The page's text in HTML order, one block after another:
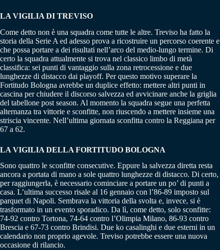
LA VIGILIA DI TREVISO
Come detto non è una squadra come tutte le altre. Treviso ha fatto la
storia della Serie A ed adesso prova a ricostruire un percorso coerente e
che possa portare a dei risultati nell’arco del medio-lungo termine. Di
certo la squadra attualmente si trova nel classico limbo di metà
classifica: sei punti di vantaggio sulla zona retrocessione e due
lunghezze di distacco dai playoff. Per questo motivo superare la
Fortitudo Bologna avrebbe un duplice effetto: mettere altri punti in
cascina per chiudere il discorso salvezza ed avvicinare anche la griglia
del tabellone post season. Al momento la squadra segue una perfetta
alternanza tra vittorie e sconfitte, non riuscendo a mettere insieme una
striscia vincente. Nell’ultima giornata sconfitta contro la Reggiana per
67 a 62.
LA VIGILIA DELLA FORTITUDO BOLOGNA
Sono quattro le sconfitte consecutive. Eppure la salvezza diretta resta
ancora a portata di mano a sole quattro lunghezze di distacco. Di certo,
per raggiungerla, è necessario cominciare a portare un po’ di punti a
casa. L’ultima successo risale al 16 gennaio con l’86-89 imposto sul
parquet di Napoli. Sembrava la vittoria della svolta e, invece, si è
trasformato in un evento sporadico. Da lì, come detto, solo sconfitte:
74-92 contro Tortona, 74-64 contro l’Olimpia Milano, 86-93 contro
Brescia e 67-73 contro Brindisi. Due ko casalinghi e due esterni in un
calendario non proprio agevole. Treviso potrebbe essere una nuova
occasione di rilancio.